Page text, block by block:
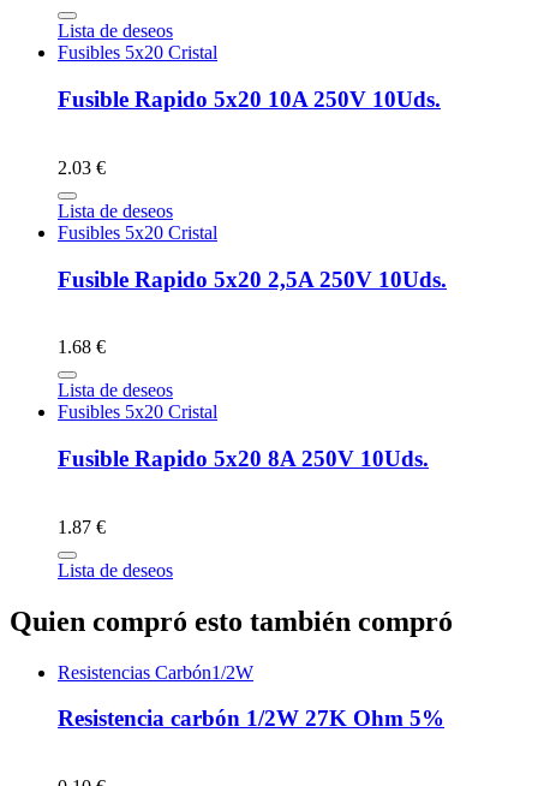
Lista de deseos
Fusibles 5x20 Cristal
Fusible Rapido 5x20 10A 250V 10Uds.
2.03 €
Lista de deseos
Fusibles 5x20 Cristal
Fusible Rapido 5x20 2,5A 250V 10Uds.
1.68 €
Lista de deseos
Fusibles 5x20 Cristal
Fusible Rapido 5x20 8A 250V 10Uds.
1.87 €
Lista de deseos
Quien compró esto también compró
Resistencias Carbón1/2W
Resistencia carbón 1/2W 27K Ohm 5%